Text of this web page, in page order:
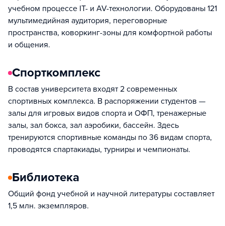
учебном процессе IT- и AV-технологии. Оборудованы 121
мультимедийная аудитория, переговорные
пространства, коворкинг-зоны для комфортной работы
и общения.
Спорткомплекс
В состав университета входят 2 современных
спортивных комплекса. В распоряжении студентов —
залы для игровых видов спорта и ОФП, тренажерные
залы, зал бокса, зал аэробики, бассейн. Здесь
тренируются спортивные команды по 36 видам спорта,
проводятся спартакиады, турниры и чемпионаты.
Библиотека
Общий фонд учебной и научной литературы составляет
1,5 млн. экземпляров.